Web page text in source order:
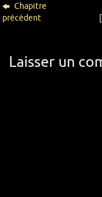
Chapitre
précédent
[
Laisser un